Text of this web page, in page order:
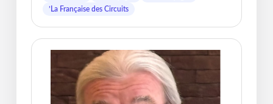
’La Française des Circuits